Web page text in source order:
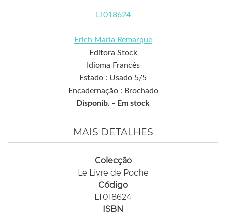
LT018624
Erich Maria Remarque
Editora Stock
Idioma Francês
Estado : Usado 5/5
Encadernação : Brochado
Disponib. - Em stock
MAIS DETALHES
Colecção
Le Livre de Poche
Código
LT018624
ISBN